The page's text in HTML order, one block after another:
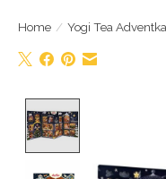
Home / Yogi Tea